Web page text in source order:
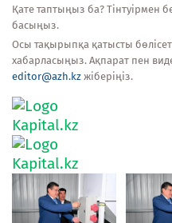
Қате таптыңыз ба? Тінтуірмен
басыңыз.
Осы тақырыпқа қатысты
хабарласыңыз. Ақпарат пен
editor@azh.kz жіберіңіз.